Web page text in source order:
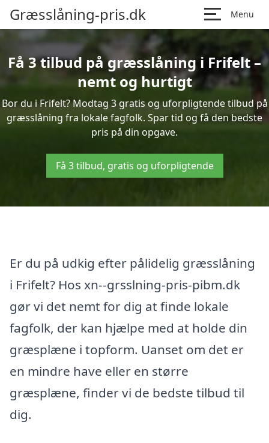
Græsslåning-pris.dk Menu
Få 3 tilbud på græsslåning i Frifelt –
nemt og hurtigt
Bor du i Frifelt? Modtag 3 gratis og uforpligtende tilbud på
græsslåning fra lokale fagfolk. Spar tid og få den bedste
pris på din opgave.
Få 3 tilbud, gratis og uforpligtende
Er du på udkig efter pålidelig græsslåning
i Frifelt? Hos xn--grsslning-pris-pibm.dk
gør vi det nemt for dig at finde lokale
fagfolk, der kan hjælpe med at holde din
græsplæne i topform. Uanset om det er
en mindre have eller en større
græsplæne, finder vi de bedste tilbud til
dig.